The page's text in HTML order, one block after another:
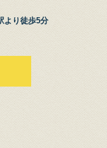
より徒歩5分